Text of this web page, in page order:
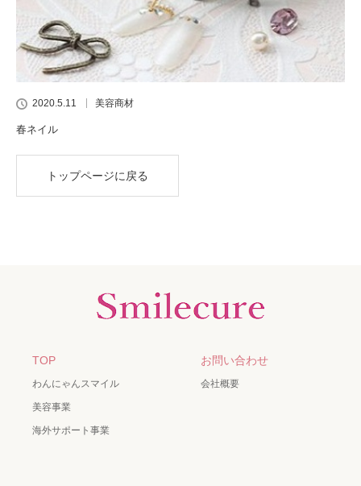
2020.5.11 美容商材
春ネイル
トップページに戻る
TOP
わんにゃんスマイル
美容事業
海外サポート事業
お問い合わせ
会社概要